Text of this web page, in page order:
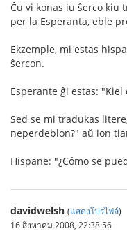
Ĉu vi konas iu ŝerco kiu
per la Esperanta, eble
Ekzemple, mi estas
ŝercon.
Esperante ĝi estas:
Sed se mi tradukas
neperdeblon?" aŭ ion
Hispane: "¿Cómo se
davidwelsh (แสดงโปรไฟล์)
16 สิงหาคม 2008, 22:38:56